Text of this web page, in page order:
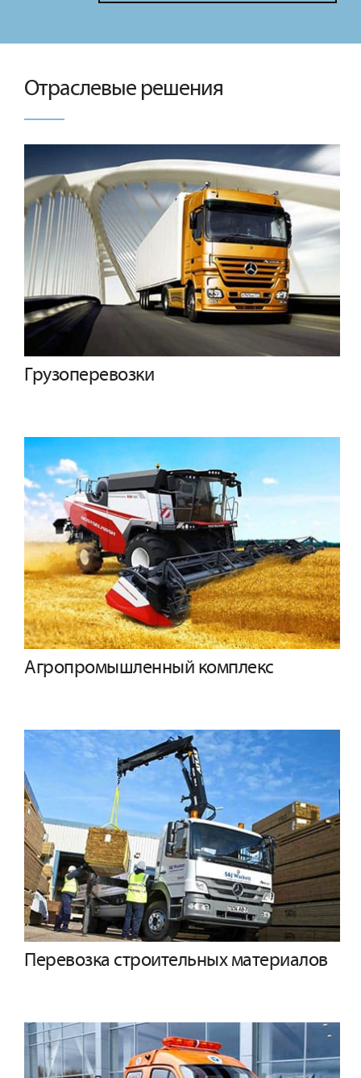
Отраслевые решения
Грузоперевозки
Агропромышленный комплекс
Перевозка строительных материалов